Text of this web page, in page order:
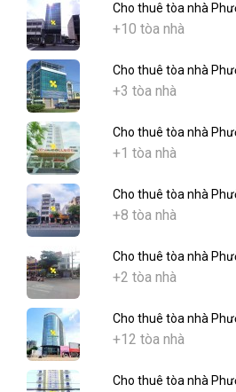
Cho thuê tòa nhà
+10 tòa nhà
Cho thuê tòa nhà
+3 tòa nhà
Cho thuê tòa nhà
+1 tòa nhà
Cho thuê tòa nhà
+8 tòa nhà
Cho thuê tòa nhà
+2 tòa nhà
Cho thuê tòa nhà
+12 tòa nhà
Cho thuê tòa nhà